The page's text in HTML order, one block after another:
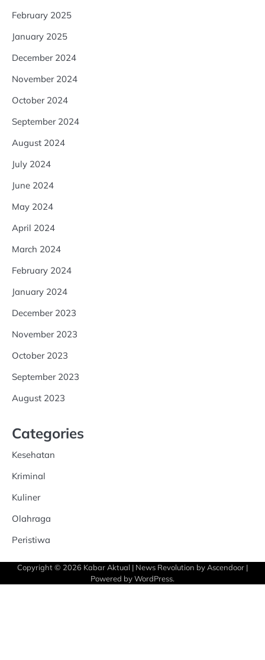
February 2025
January 2025
December 2024
November 2024
October 2024
September 2024
August 2024
July 2024
June 2024
May 2024
April 2024
March 2024
February 2024
January 2024
December 2023
November 2023
October 2023
September 2023
August 2023
Categories
Kesehatan
Kriminal
Kuliner
Olahraga
Peristiwa
Copyright © 2026 Kabar Aktual | News Revolution by Ascendoor |
Powered byWordPress.